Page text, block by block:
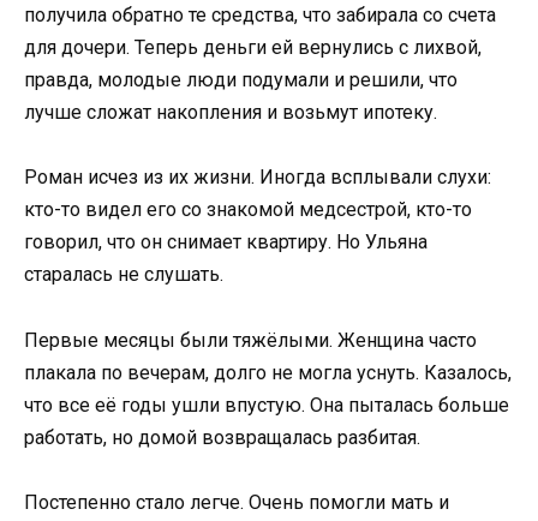
получила обратно те средства, что забирала со счета
для дочери. Теперь деньги ей вернулись с лихвой,
правда, молодые люди подумали и решили, что
лучше сложат накопления и возьмут ипотеку.
Роман исчез из их жизни. Иногда всплывали слухи:
кто-то видел его со знакомой медсестрой, кто-то
говорил, что он снимает квартиру. Но Ульяна
старалась не слушать.
Первые месяцы были тяжёлыми. Женщина часто
плакала по вечерам, долго не могла уснуть. Казалось,
что все её годы ушли впустую. Она пыталась больше
работать, но домой возвращалась разбитая.
Постепенно стало легче. Очень помогли мать и